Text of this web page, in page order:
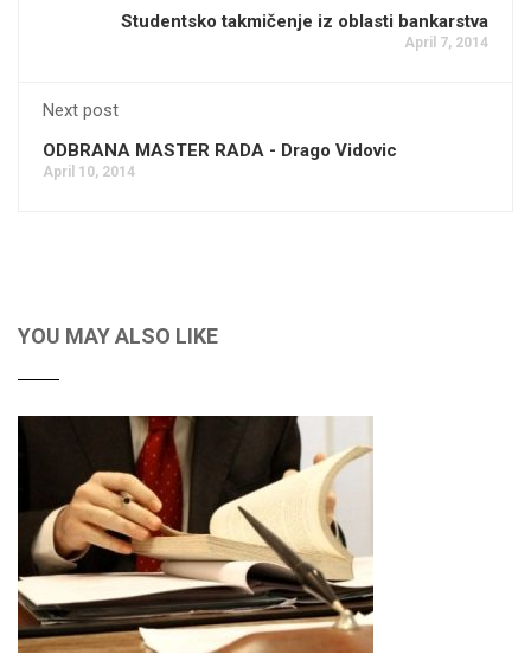
Studentsko takmičenje iz oblasti bankarstva
April 7, 2014
Next post
ODBRANA MASTER RADA - Drago Vidovic
April 10, 2014
YOU MAY ALSO LIKE